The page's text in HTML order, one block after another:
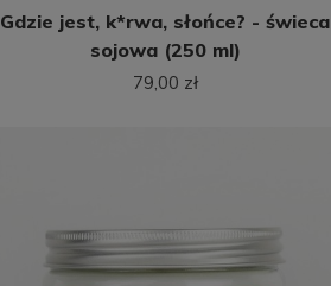
Gdzie jest, k*rwa, słońce? - świeca
sojowa (250 ml)
79,00 zł